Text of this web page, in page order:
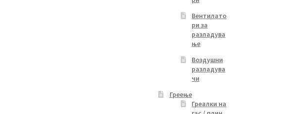
Вентилато
ри за
разладува
ње
Воздушни
разладува
чи
Греење
Греалки на